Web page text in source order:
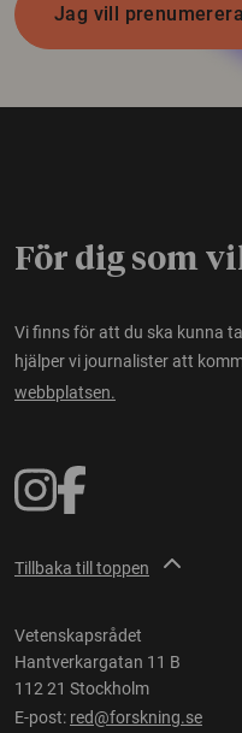
Jag vill prenumerera
För dig som
Vi finns för att du ska kunna
hjälper vi journalister att
webbplatsen.
Tillbaka till toppen
Vetenskapsrådet
Hantverkargatan 11 B
112 21 Stockholm
E-post: red@forskning.se